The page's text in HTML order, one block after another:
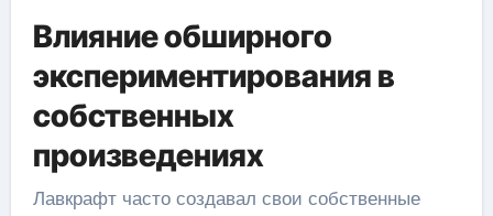
Влияние обширного
экспериментирования в
собственных
произведениях
Лавкрафт часто создавал свои собственные